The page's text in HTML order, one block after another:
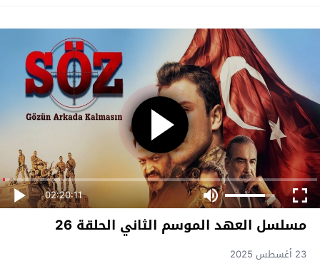
02:20:11
مسلسل العهد الموسم الثاني الحلقة 26
23 أغسطس 2025